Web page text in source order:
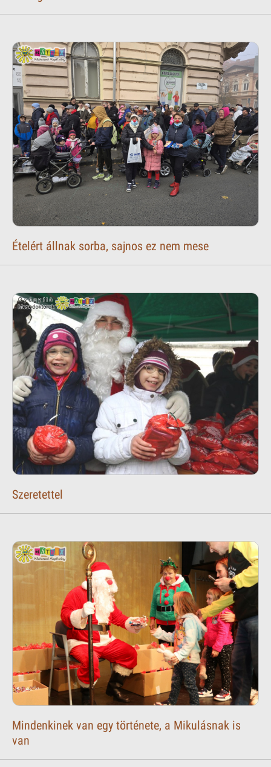
Ételért állnak sorba, sajnos ez nem mese
Szeretettel
Mindenkinek van egy története, a Mikulásnak is
van